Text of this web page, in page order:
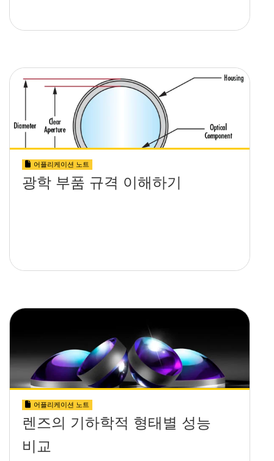
어플리케이션 노트
광학 부품 규격 이해하기
어플리케이션 노트
렌즈의 기하학적 형태별 성능
비교